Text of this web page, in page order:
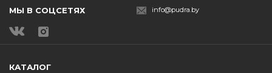
МЫ В СОЦСЕТЯХ info@pudra.by
КАТАЛОГ